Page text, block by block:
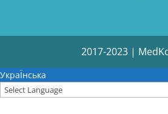
2017-2023 |
УкраЇнська